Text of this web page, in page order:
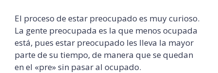
El proceso de estar preocupado es muy curioso.
La gente preocupada es la que menos ocupada
está, pues estar preocupado les lleva la mayor
parte de su tiempo, de manera que se quedan
en el «pre» sin pasar al ocupado.